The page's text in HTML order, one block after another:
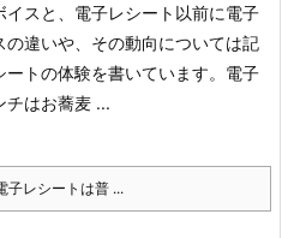
スと、電子レシート 以前に電子
違いや、その動向については記
トの体験を書いています。 電子
チはお蕎麦 ...
子レシートは普 ...